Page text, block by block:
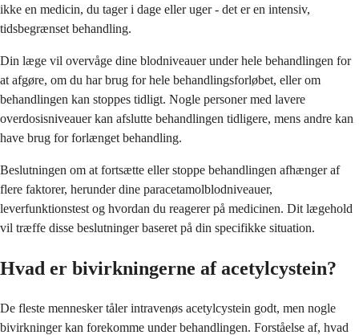
ikke en medicin, du tager i dage eller uger - det er en intensiv,
tidsbegrænset behandling.
Din læge vil overvåge dine blodniveauer under hele behandlingen for
at afgøre, om du har brug for hele behandlingsforløbet, eller om
behandlingen kan stoppes tidligt. Nogle personer med lavere
overdosisniveauer kan afslutte behandlingen tidligere, mens andre kan
have brug for forlænget behandling.
Beslutningen om at fortsætte eller stoppe behandlingen afhænger af
flere faktorer, herunder dine paracetamolblodniveauer,
leverfunktionstest og hvordan du reagerer på medicinen. Dit lægehold
vil træffe disse beslutninger baseret på din specifikke situation.
Hvad er bivirkningerne af acetylcystein?
De fleste mennesker tåler intravenøs acetylcystein godt, men nogle
bivirkninger kan forekomme under behandlingen. Forståelse af, hvad